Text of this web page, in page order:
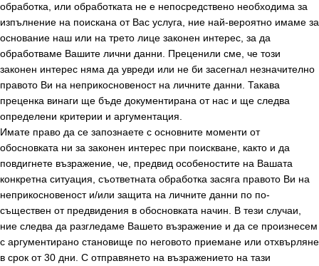
обработка, или обработката не е непосредствено необходима за
изпълнение на поискана от Вас услуга, ние най-вероятно имаме за
основание наш или на трето лице законен интерес, за да
обработваме Вашите лични данни. Преценили сме, че този
законен интерес няма да увреди или не би засегнал незначително
правото Ви на неприкосновеност на личните данни. Такава
преценка винаги ще бъде документирана от нас и ще следва
определени критерии и аргументация.
Имате право да се запознаете с основните моменти от
обосновката ни за законен интерес при поискване, както и да
повдигнете възражение, че, предвид особеностите на Вашата
конкретна ситуация, съответната обработка засяга правото Ви на
неприкосновеност и/или защита на личните данни по по-
съществен от предвидения в обосновката начин. В тези случаи,
ние следва да разгледаме Вашето възражение и да се произнесем
с аргументирано становище по неговото приемане или отхвърляне
в срок от 30 дни. С отправянето на възражението на тази